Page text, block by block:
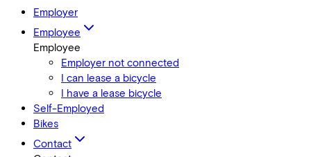
Employer
Employee
Employee
Employer not connected
I can lease a bicycle
I have a lease bicycle
Self-Employed
Bikes
Contact